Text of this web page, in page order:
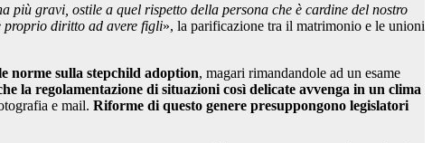
più gravi, ostile a quel rispetto della persona che è cardine del nostro
proprio diritto ad avere figli», la parificazione tra il matrimonio e le unioni
norme sulla stepchild adoption, magari rimandandole ad un esame
la regolamentazione di situazioni così delicate avvenga in un clima
e mail. Riforme di questo genere presuppongono legislatori